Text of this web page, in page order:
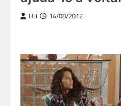
HB 14/08/2012